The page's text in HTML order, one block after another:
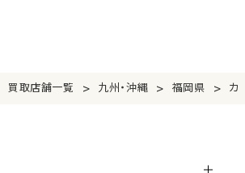
買取店舗一覧 > 九州・沖縄 > 福岡県 > カ